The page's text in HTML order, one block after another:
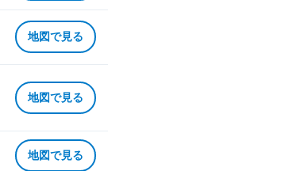
地図で見る
地図で見る
地図で見る